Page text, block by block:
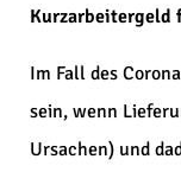
Kurzarbeitergeld
Im Fall des
sein, wenn
Ursachen) und